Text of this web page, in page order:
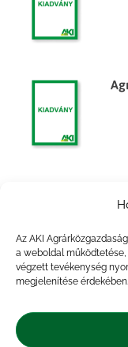
Az AKI
a weboldal
végzett tevékenység
megjelenítése érdekében.